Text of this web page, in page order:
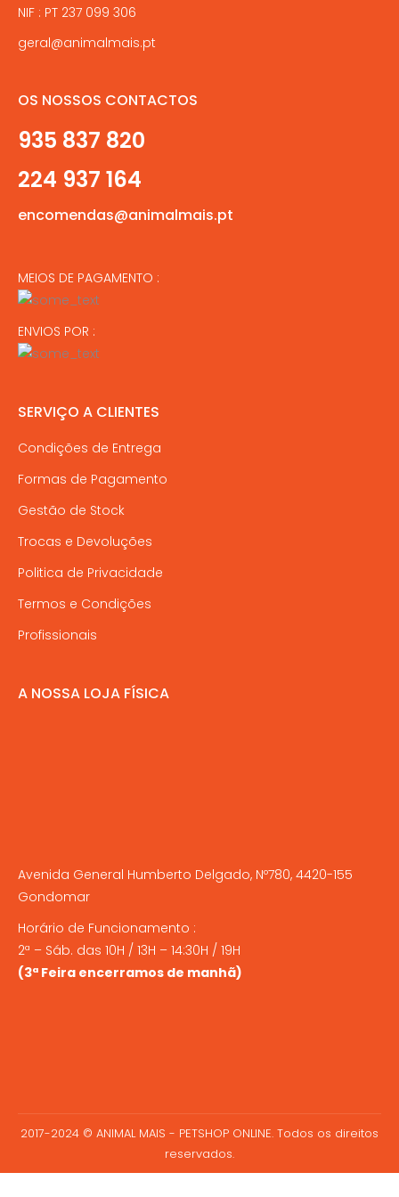
NIF : PT 237 099 306
geral@animalmais.pt
OS NOSSOS CONTACTOS
935 837 820
224 937 164
encomendas@animalmais.pt
MEIOS DE PAGAMENTO :
ENVIOS POR :
SERVIÇO A CLIENTES
Condições de Entrega
Formas de Pagamento
Gestão de Stock
Trocas e Devoluções
Politica de Privacidade
Termos e Condições
Profissionais
A NOSSA LOJA FÍSICA
Avenida General Humberto Delgado, Nº780, 4420-155
Gondomar
Horário de Funcionamento :
2ª – Sáb. das 10H / 13H – 14:30H / 19H
(3ª Feira encerramos de manhã)
2017-2024 © ANIMAL MAIS - PETSHOP ONLINE. Todos os direitos
reservados.